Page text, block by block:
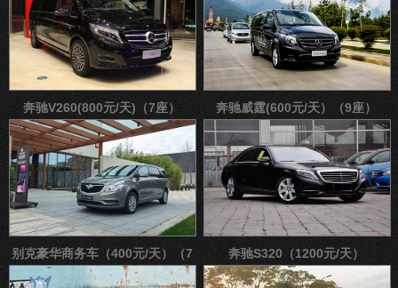
奔驰V260(800元/天)（7座） 奔驰威霆(600元/天）（9座）
别克豪华商务车（400元/天）（7
座）
奔驰S320（1200元/天）